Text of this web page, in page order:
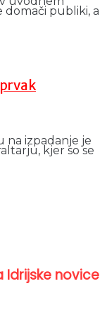
domači publiki, a
na izpadanje je
kjer so se
Idrijske novice